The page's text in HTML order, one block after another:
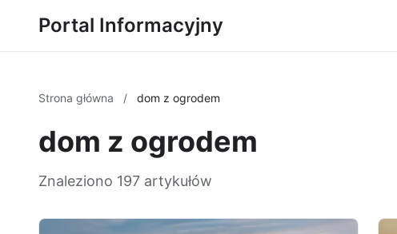
Portal Informacyjny
Strona główna / dom z ogrodem
dom z ogrodem
Znaleziono 197 artykułów